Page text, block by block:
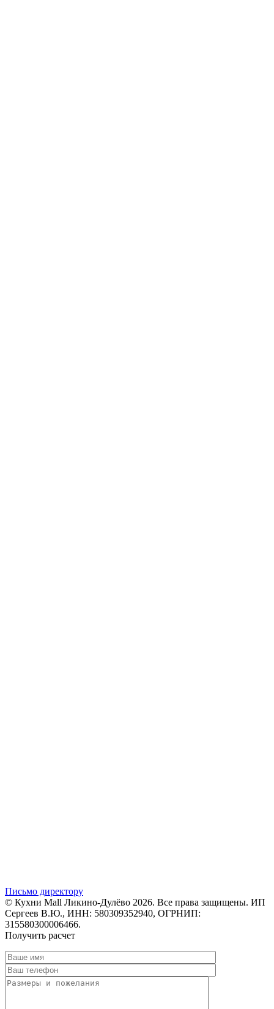
Письмо директору
© Кухни Mall Ликино-Дулёво 2026. Все права защищены. ИП
Сергеев В.Ю., ИНН: 580309352940, ОГРНИП:
315580300006466.
Получить расчет